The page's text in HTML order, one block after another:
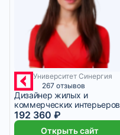
Университет Синергия
267 отзывов
Дизайнер жилых и
коммерческих интерьеров
192 360 ₽
Открыть сайт